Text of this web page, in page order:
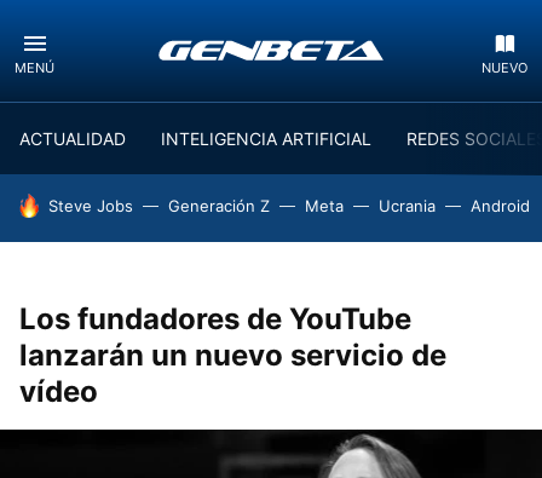
MENÚ NUEVO
ACTUALIDAD INTELIGENCIA ARTIFICIAL REDES
HOY SE HABLA DE
Steve Jobs Generación Z Meta Ucrania Android
Los fundadores de YouTube
lanzarán un nuevo servicio de
vídeo